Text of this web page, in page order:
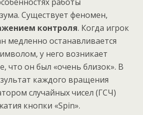
Существует феномен,
контроля. Когда игрок
медленно останавливается
у него возникает
что он был «очень близок». В
каждого вращения
случайных чисел (ГСЧ)
кнопки «Spin».